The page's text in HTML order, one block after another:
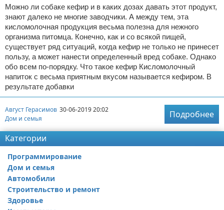
Можно ли собаке кефир и в каких дозах давать этот продукт,
знают далеко не многие заводчики. А между тем, эта
кисломолочная продукция весьма полезна для нежного
организма питомца. Конечно, как и со всякой пищей,
существует ряд ситуаций, когда кефир не только не принесет
пользу, а может нанести определенный вред собаке. Однако
обо всем по-порядку. Что такое кефир Кисломолочный
напиток с весьма приятным вкусом называется кефиром. В
результате добавки
Август Герасимов 30-06-2019 20:02
Дом и семья
Подробнее
Категории
Программирование
Дом и семья
Автомобили
Строительство и ремонт
Здоровье